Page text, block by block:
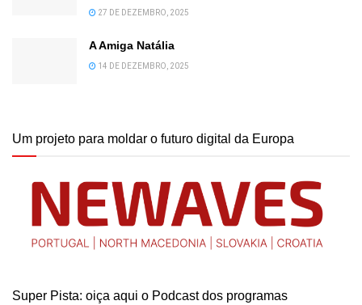
27 DE DEZEMBRO, 2025
A Amiga Natália
14 DE DEZEMBRO, 2025
Um projeto para moldar o futuro digital da Europa
Super Pista: oiça aqui o Podcast dos programas